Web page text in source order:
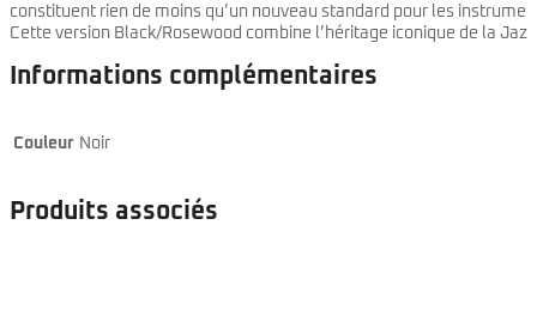
constituent rien de moins qu’un nouveau standard pour les
Cette version Black/Rosewood combine l’héritage iconique de la
Informations complémentaires
Couleur Noir
Produits associés